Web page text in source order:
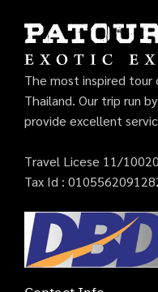
The most inspired tour
Thailand. Our trip run
provide excellent
Travel Licese 11/10020
Tax Id :